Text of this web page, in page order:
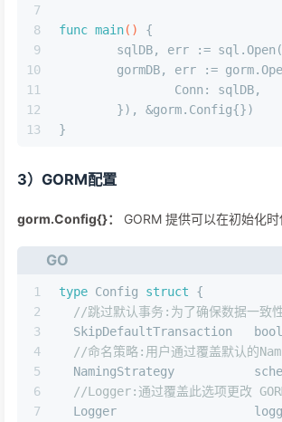
7
8
9
10
11
12
13
func main()
{
	sqlDB, err := sql.Open(
gormDB, err :=
		Conn: sqlDB,
	}), &gorm.Config{})
}
3）GORM配置
gorm.Config{}： GORM 提供可以在初始化时
GO
1
2
3
4
5
6
7
type Config struct {
//跳过默认事务:为了确保数据一致
  SkipDefaultTransaction
bool
//命名策略:用户通过覆盖默认的
NamingStrategy
//Logger:通过覆盖此选项更改
Logger